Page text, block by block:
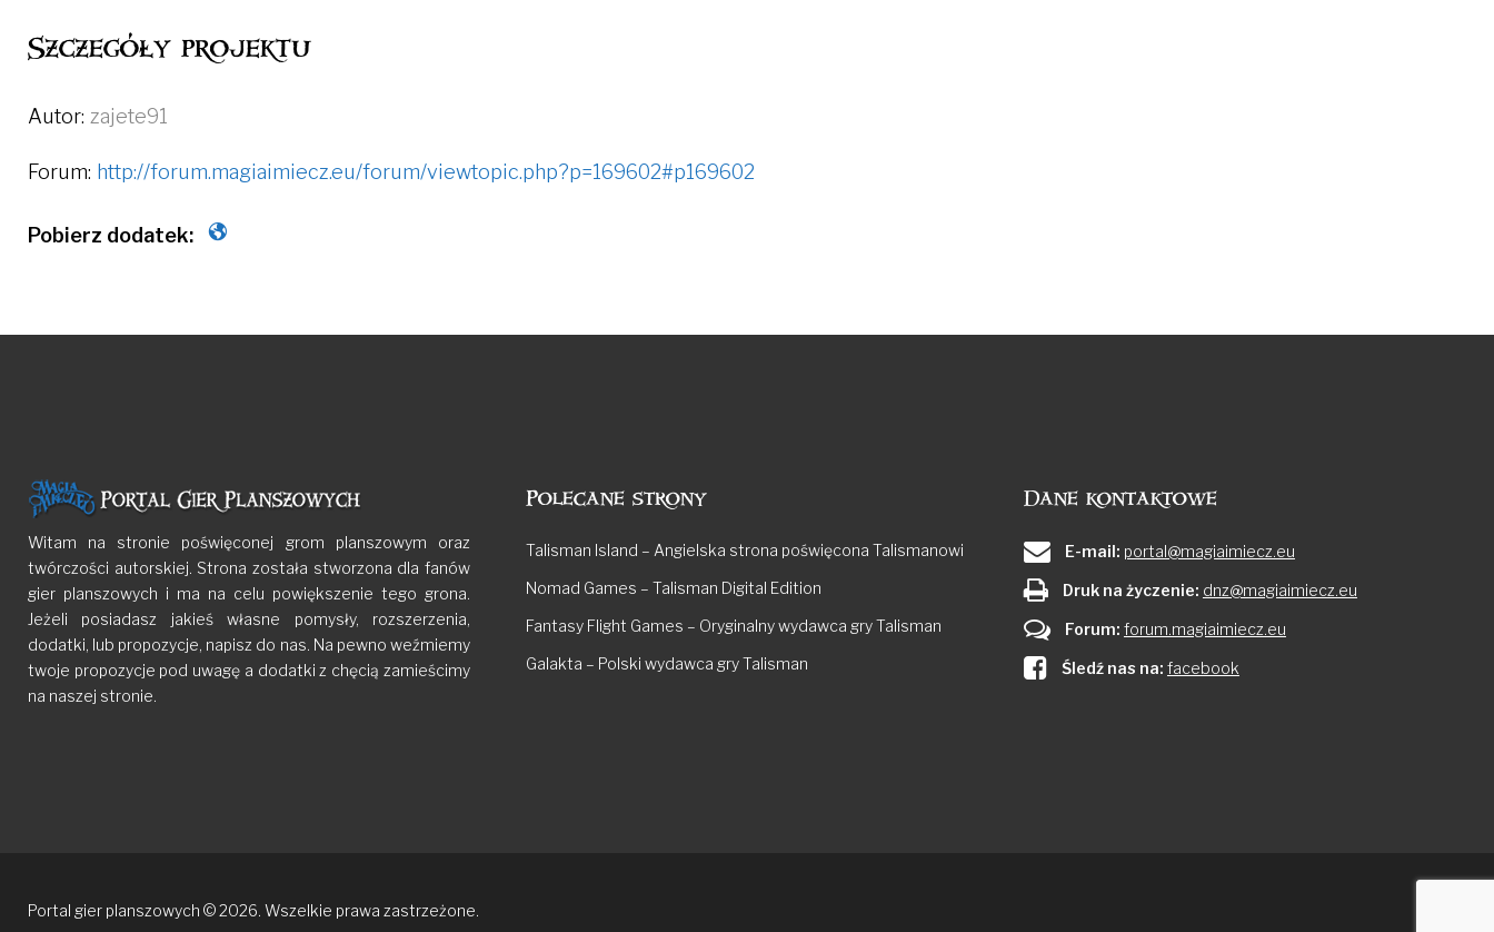
Szczegóły projektu
Autor: zajete91
Forum: http://forum.magiaimiecz.eu/forum/viewtopic.php?p=169602#p169602
Witam na stronie poświęconej grom planszowym oraz
twórczości autorskiej. Strona została stworzona dla fanów
gier planszowych i ma na celu powiększenie tego grona.
Jeżeli posiadasz jakieś własne pomysły, rozszerzenia,
dodatki, lub propozycje, napisz do nas. Na pewno weźmiemy
twoje propozycje pod uwagę a dodatki z chęcią zamieścimy
na naszej stronie.
Polecane strony
Talisman Island – Angielska strona poświęcona Talismanowi
Nomad Games – Talisman Digital Edition
Fantasy Flight Games – Oryginalny wydawca gry Talisman
Galakta – Polski wydawca gry Talisman
Dane kontaktowe
E-mail: portal@magiaimiecz.eu
Druk na życzenie: dnz@magiaimiecz.eu
Forum: forum.magiaimiecz.eu
Śledź nas na: facebook
Portal gier planszowych © 2026. Wszelkie prawa zastrzeżone.